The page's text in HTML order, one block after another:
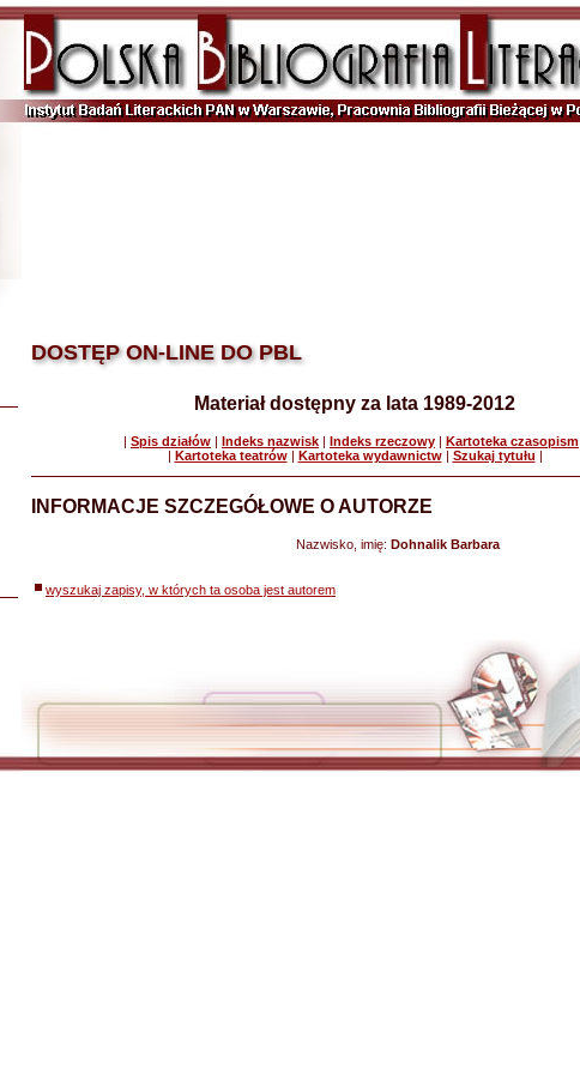
DOSTĘP ON-LINE DO PBL
Materiał dostępny za lata 1989-2012
| Spis działów | Indeks nazwisk | Indeks rzeczowy | Kartoteka czasopism
| Kartoteka teatrów| Kartoteka wydawnictw| Szukaj tytułu |
INFORMACJE SZCZEGÓŁOWE O AUTORZE
Nazwisko, imię: Dohnalik Barbara
wyszukaj zapisy, w których ta osoba jest autorem